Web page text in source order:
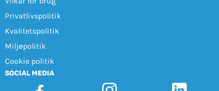
Privatlivspolitik
Kvalitetspolitik
Miljøpolitik
Cookie politik
SOCIAL MEDIA